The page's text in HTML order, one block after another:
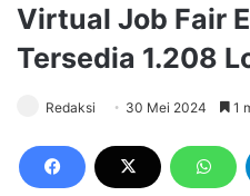
Virtual Job Fair
Tersedia 1.208
Redaksi 30 Mei 2024 1